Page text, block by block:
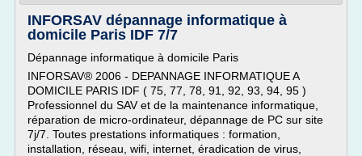
INFORSAV dépannage informatique à
domicile Paris IDF 7/7
Dépannage informatique à domicile Paris
INFORSAV® 2006 - DEPANNAGE INFORMATIQUE A
DOMICILE PARIS IDF ( 75, 77, 78, 91, 92, 93, 94, 95 )
Professionnel du SAV et de la maintenance informatique,
réparation de micro-ordinateur, dépannage de PC sur site
7j/7. Toutes prestations informatiques : formation,
installation, réseau, wifi, internet, éradication de virus,